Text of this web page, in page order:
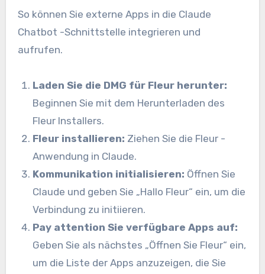
So können Sie externe Apps in die Claude
Chatbot -Schnittstelle integrieren und
aufrufen.
Laden Sie die DMG für Fleur herunter:
Beginnen Sie mit dem Herunterladen des
Fleur Installers.
Fleur installieren: Ziehen Sie die Fleur -
Anwendung in Claude.
Kommunikation initialisieren: Öffnen Sie
Claude und geben Sie „Hallo Fleur“ ein, um die
Verbindung zu initiieren.
Pay attention Sie verfügbare Apps auf:
Geben Sie als nächstes „Öffnen Sie Fleur“ ein,
um die Liste der Apps anzuzeigen, die Sie